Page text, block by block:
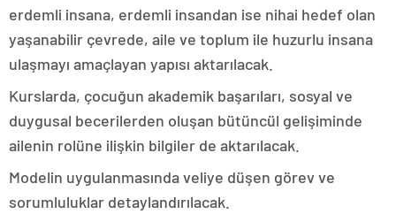
erdemli insana, erdemli insandan ise nihai hedef olan
yaşanabilir çevrede, aile ve toplum ile huzurlu insana
ulaşmayı amaçlayan yapısı aktarılacak.
Kurslarda, çocuğun akademik başarıları, sosyal ve
duygusal becerilerden oluşan bütüncül gelişiminde
ailenin rolüne ilişkin bilgiler de aktarılacak.
Modelin uygulanmasında veliye düşen görev ve
sorumluluklar detaylandırılacak.